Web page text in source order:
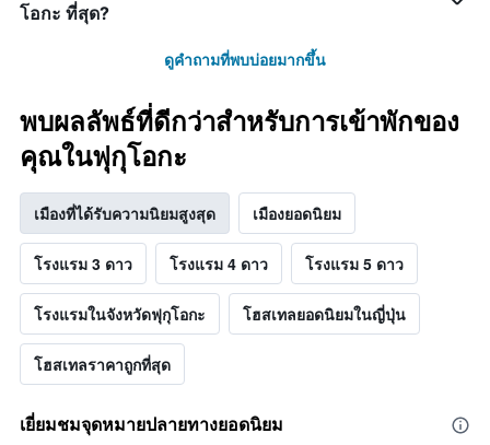
โอกะ ที่สุด?
ดูคำถามที่พบบ่อยมากขึ้น
พบผลลัพธ์ที่ดีกว่าสำหรับการเข้าพักของ
คุณในฟุกุโอกะ
เมืองที่ได้รับความนิยมสูงสุด เมืองยอดนิยม
โรงแรม 3 ดาว โรงแรม 4 ดาว โรงแรม 5 ดาว
โรงแรมในจังหวัดฟุกุโอกะ โฮสเทลยอดนิยมในญี่ปุ่น
โฮสเทลราคาถูกที่สุด
เยี่ยมชมจุดหมายปลายทางยอดนิยม